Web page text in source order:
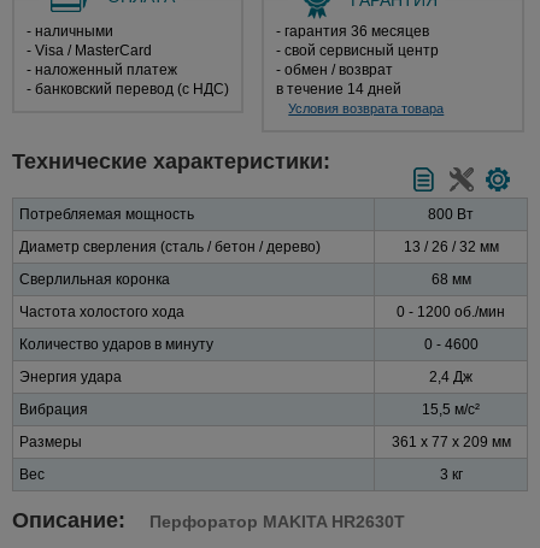
- наличными
- Visa / MasterCard
- наложенный платеж
- банковский перевод (с НДС)
- гарантия 36 месяцев
- свой сервисный центр
- обмен / возврат
в течение 14 дней
Условия возврата товара
Технические характеристики:
Потребляемая мощность
800 Вт
Диаметр сверления (сталь / бетон / дерево)
13 / 26 / 32 мм
Сверлильная коронка
68 мм
Частота холостого хода
0 - 1200 об./мин
Количество ударов в минуту
0 - 4600
Энергия удара
2,4 Дж
Вибрация
15,5 м/с²
Размеры
361 x 77 x 209 мм
Вес
3 кг
Описание: Перфоратор MAKITA HR2630T